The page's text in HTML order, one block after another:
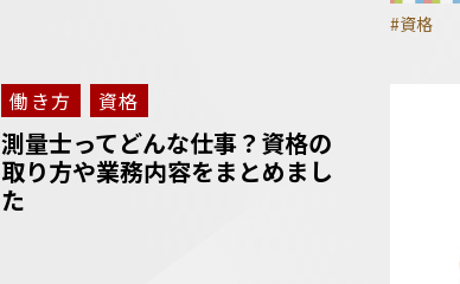
#資格
働き方 資格
測量士ってどんな仕事？資格の
取り方や業務内容をまとめまし
た